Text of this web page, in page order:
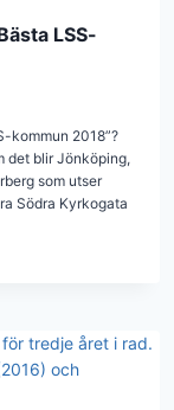
LSS-
kommun 2018”?
det blir Jönköping,
som utser
Södra Kyrkogata